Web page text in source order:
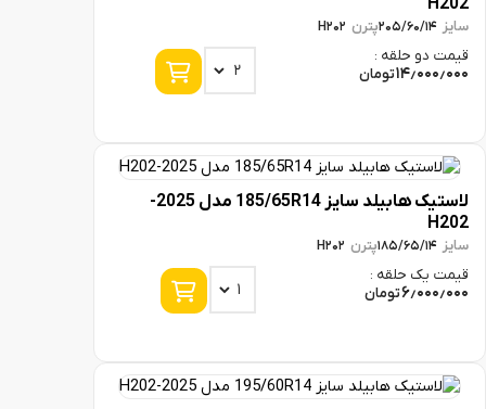
205/60/پترن H202
حلقه :
تومان
لاستیک هابیلد سایز 185/65R14 مدل 2025-
185/65/پترن H202
حلقه :
تومان